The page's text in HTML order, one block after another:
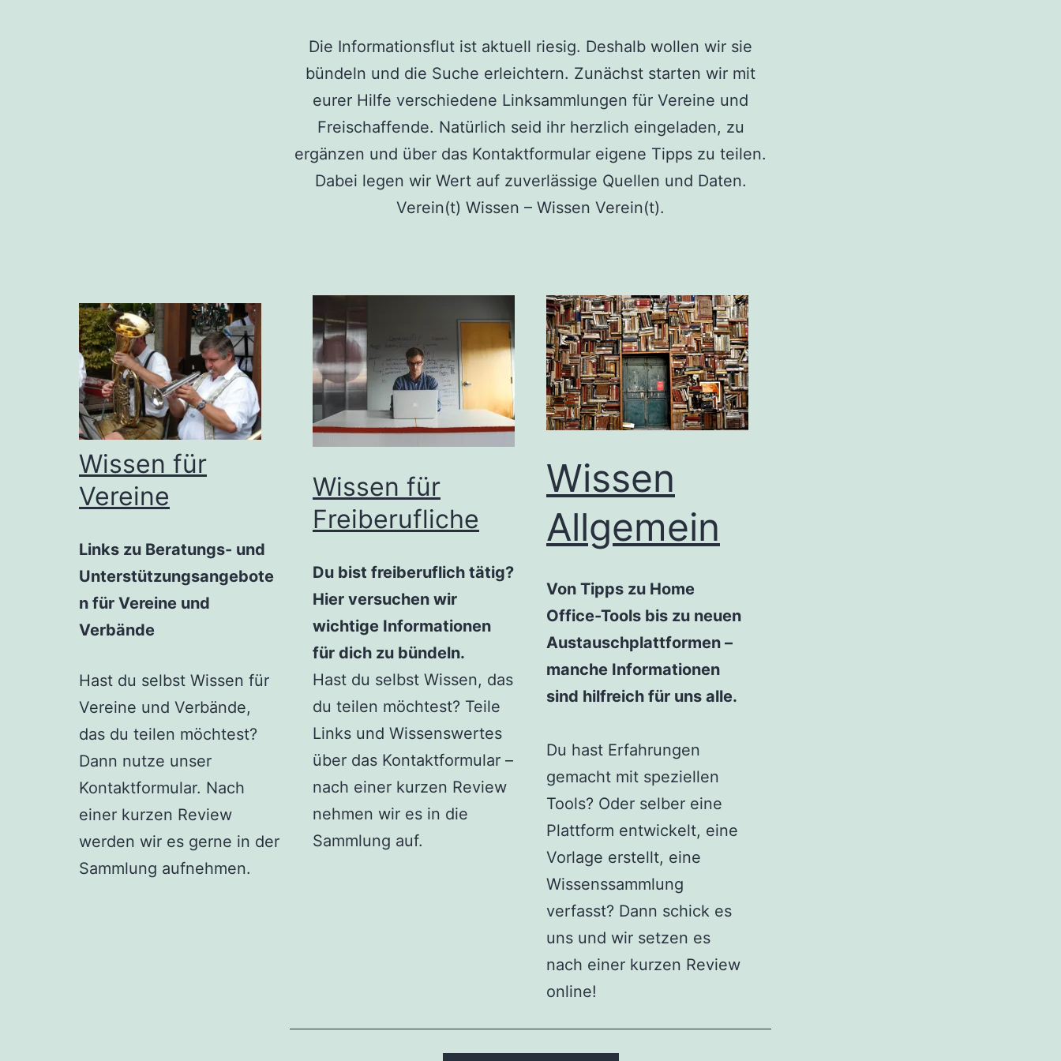
Die Informationsflut ist aktuell riesig. Deshalb wollen wir sie
bündeln und die Suche erleichtern. Zunächst starten wir mit
eurer Hilfe verschiedene Linksammlungen für Vereine und
Freischaffende. Natürlich seid ihr herzlich eingeladen, zu
ergänzen und über das Kontaktformular eigene Tipps zu teilen.
Dabei legen wir Wert auf zuverlässige Quellen und Daten.
Verein(t) Wissen – Wissen Verein(t).
Wissen für
Vereine
Links zu Beratungs- und
Unterstützungsangebote
n für Vereine und
Verbände
Hast du selbst Wissen für
Vereine und Verbände,
das du teilen möchtest?
Dann nutze unser
Kontaktformular. Nach
einer kurzen Review
werden wir es gerne in der
Sammlung aufnehmen.
Wissen für
Freiberufliche
Du bist freiberuflich tätig?
Hier versuchen wir
wichtige Informationen
für dich zu bündeln.
Hast du selbst Wissen, das
du teilen möchtest? Teile
Links und Wissenswertes
über das Kontaktformular –
nach einer kurzen Review
nehmen wir es in die
Sammlung auf.
Wissen
Allgemein
Von Tipps zu Home
Office-Tools bis zu neuen
Austauschplattformen –
manche Informationen
sind hilfreich für uns alle.
Du hast Erfahrungen
gemacht mit speziellen
Tools? Oder selber eine
Plattform entwickelt, eine
Vorlage erstellt, eine
Wissenssammlung
verfasst? Dann schick es
uns und wir setzen es
nach einer kurzen Review
online!